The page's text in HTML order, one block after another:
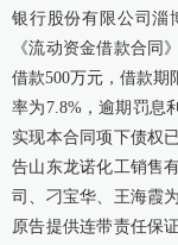
银行股份有限公司淄
《流动资金借款合同
借款500万元，借款期
率为7.8%，逾期罚息
实现本合同项下债权
告山东龙诺化工销售
司、刁宝华、王海霞
原告提供连带责任保